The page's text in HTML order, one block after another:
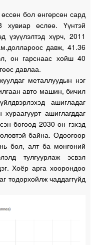
бол өнгөрсөн сард
өслөө. Үүнтэй
үзүүлэлтэд хүрч, 2011
давж, 41.36
он гарснаас хойш 40
давлаа.
металлуудын нэг
авто машин, бичил
ашигладаг
ашиглагддаг
бөгөөд 2030 он гэхэд
байна. Одоогоор
бол, алт ба мөнгөний
тулгуурлаж эсвэл
Хоёр арга хоорондоо
тодорхойлж чаддаггүйд